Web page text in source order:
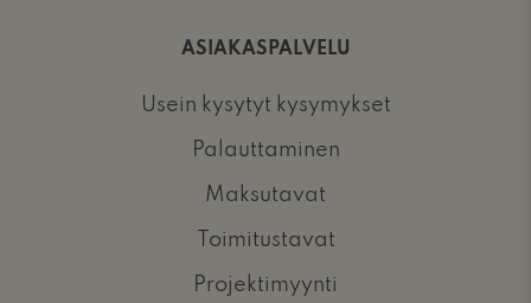
ASIAKASPALVELU
Usein kysytyt kysymykset
Palauttaminen
Maksutavat
Toimitustavat
Projektimyynti